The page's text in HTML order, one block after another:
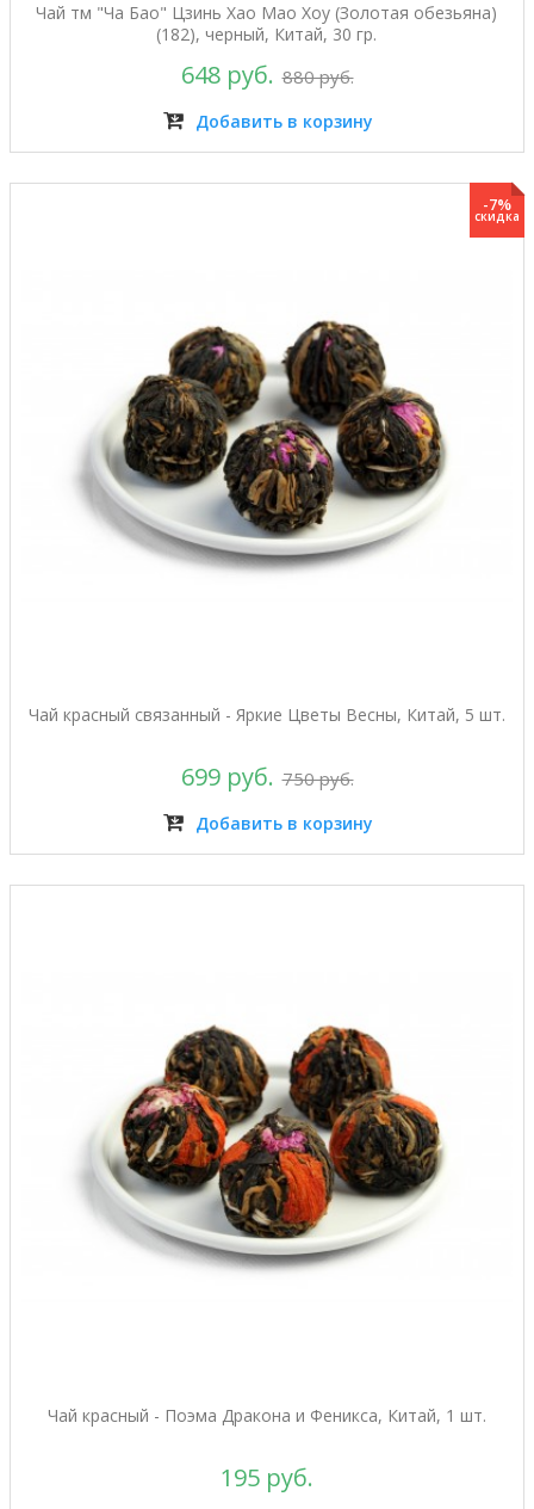
Чай тм "Ча Бао" Цзинь Хао Мао Хоу (Золотая обезьяна)
(182), черный, Китай, 30 гр.
648 руб. 880 руб.
Добавить в корзину
-7%
скидка
Чай красный связанный - Яркие Цветы Весны, Китай, 5 шт.
699 руб. 750 руб.
Добавить в корзину
Чай красный - Поэма Дракона и Феникса, Китай, 1 шт.
195 руб.